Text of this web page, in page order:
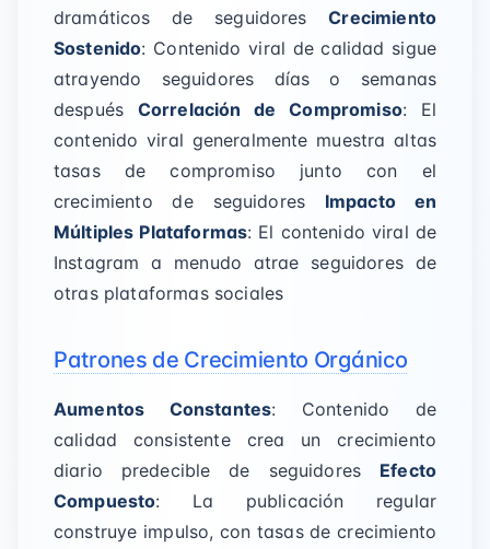
dramáticos de seguidoresCrecimiento
Sostenido: Contenido viral de calidad sigue
atrayendo seguidores días o semanas
después Correlación de Compromiso: El
contenido viral generalmente muestra altas
tasas de compromiso junto con el
crecimiento de seguidores Impacto en
Múltiples Plataformas: El contenido viral de
Instagram a menudo atrae seguidores de
otras plataformas sociales
Patrones de Crecimiento Orgánico
Aumentos Constantes: Contenido de
calidad consistente crea un crecimiento
diario predecible de seguidores Efecto
Compuesto: La publicación regular
construye impulso, con tasas de crecimiento